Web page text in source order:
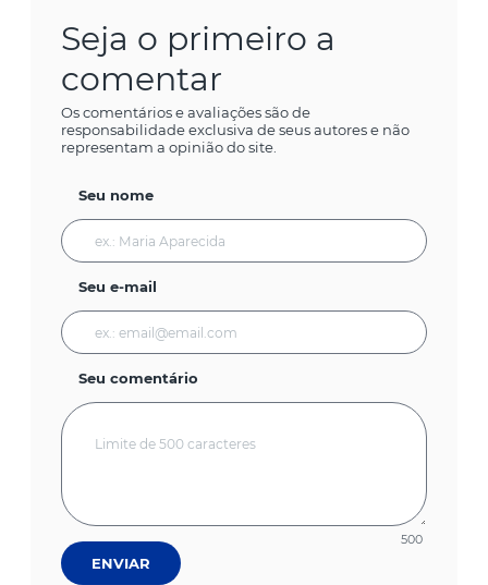
Seja o primeiro a
comentar
Os comentários e avaliações são de
responsabilidade exclusiva de seus autores e não
representam a opinião do site.
Seu nome
Seu e-mail
Seu comentário
500
ENVIAR